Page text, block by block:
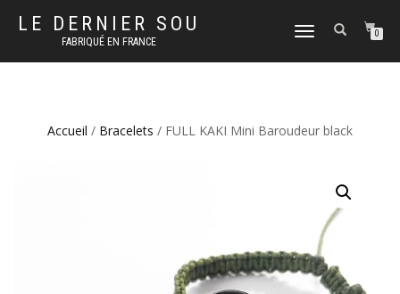
LE DERNIER SOU
FABRIQUÉ EN FRANCE
DÉPLIER
NAVIGATION
0
Accueil / Bracelets / FULL KAKI Mini Baroudeur black